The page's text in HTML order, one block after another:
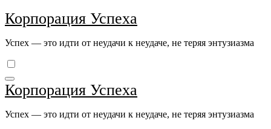
Перейти
к
Корпорация Успеха
Успех — это идти от неудачи к неудаче, не теряя энтузиазма
Корпорация Успеха
Успех — это идти от неудачи к неудаче, не теряя энтузиазма